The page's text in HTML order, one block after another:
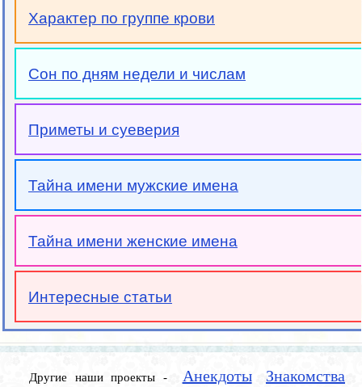
Характер по группе крови
Сон по дням недели и числам
Приметы и суеверия
Тайна имени мужские имена
Тайна имени женские имена
Интересные статьи
Другие наши проекты - Анекдоты
Знакомства